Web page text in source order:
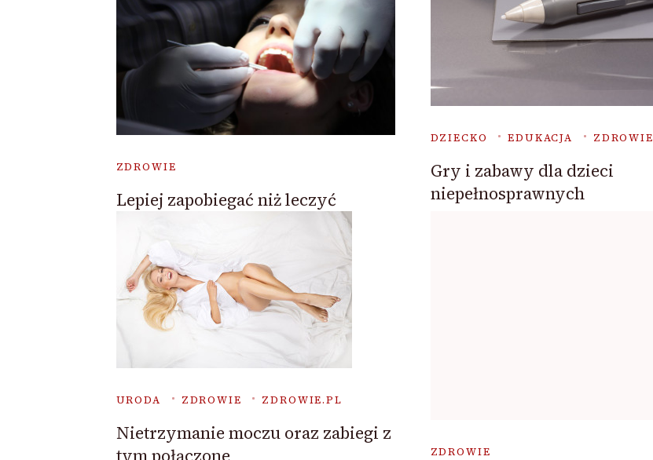
ZDROWIE
Lepiej zapobiegać niż leczyć
DZIECKO EDUKACJA ZDROWIE
Gry i zabawy dla dzieci
niepełnosprawnych
URODA ZDROWIE ZDROWIE.PL
Nietrzymanie moczu oraz zabiegi z
tym połączone
ZDROWIE